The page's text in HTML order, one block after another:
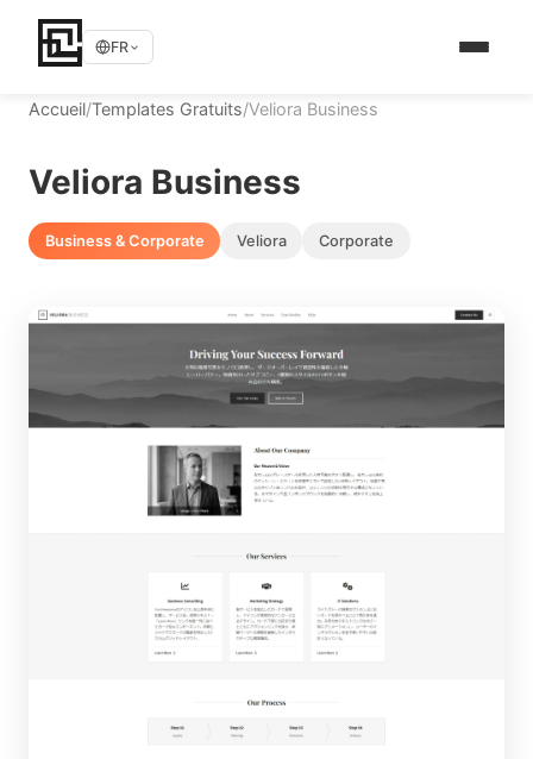
FR
Accueil/Templates Gratuits/Veliora Business
Veliora Business
Business & Corporate Veliora Corporate